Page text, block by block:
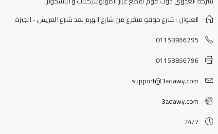
العنوان : شارع خوفو متفرع من شارع الهرم بعد شارع العريش - الجيزة
01153866795
01153866796
support@3adawy.com
3adawy.com
24/7